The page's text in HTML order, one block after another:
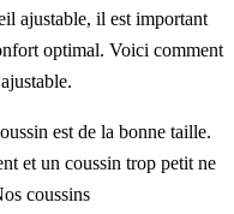
ajustable, il est important
optimal. Voici comment
est de la bonne taille.
et un coussin trop petit ne
coussins